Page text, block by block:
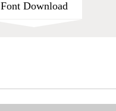
Font Download